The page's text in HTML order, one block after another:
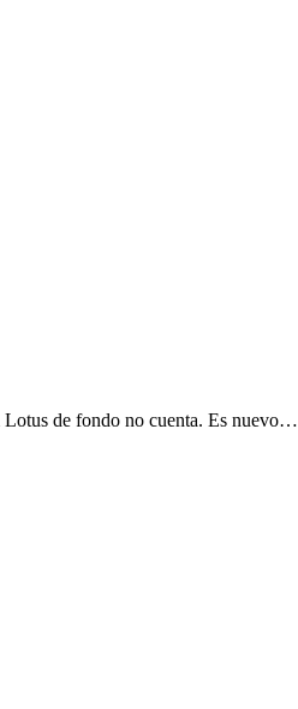
de fondo no cuenta. Es nuevo…